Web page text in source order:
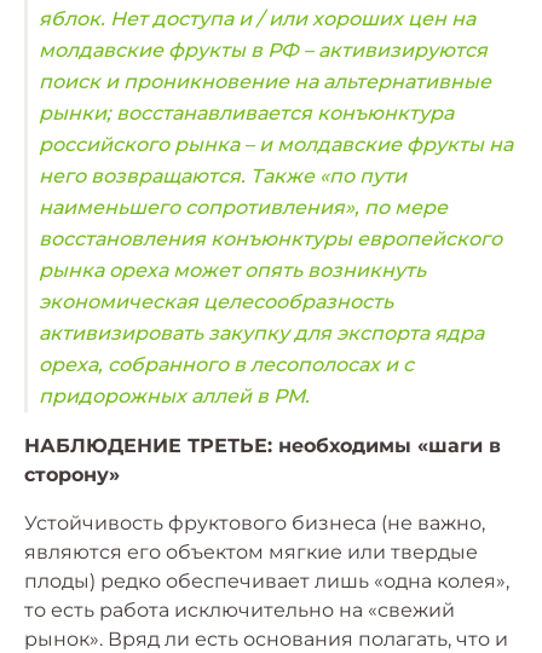
яблок. Нет доступа и / или хороших цен на
молдавские фрукты в РФ – активизируются
поиск и проникновение на альтернативные
рынки; восстанавливается конъюнктура
российского рынка – и молдавские фрукты на
него возвращаются. Также «по пути
наименьшего сопротивления», по мере
восстановления конъюнктуры европейского
рынка ореха может опять возникнуть
экономическая целесообразность
активизировать закупку для экспорта ядра
ореха, собранного в лесополосах и с
придорожных аллей в РМ.
НАБЛЮДЕНИЕ ТРЕТЬЕ: необходимы «шаги в
сторону»
Устойчивость фруктового бизнеса (не важно,
являются его объектом мягкие или твердые
плоды) редко обеспечивает лишь «одна колея»,
то есть работа исключительно на «свежий
рынок». Вряд ли есть основания полагать, что и